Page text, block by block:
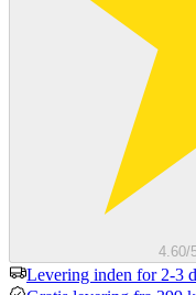
4.60/
Levering inden for 2-3